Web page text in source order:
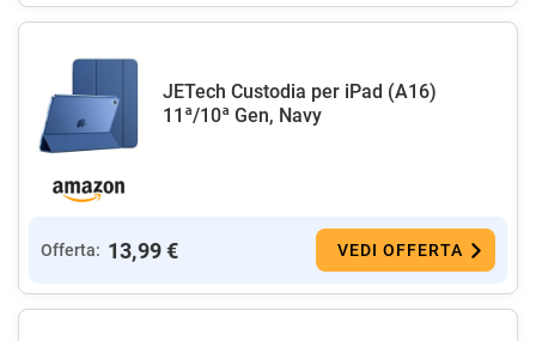
JETech Custodia per iPad (A16)
11ª/10ª Gen, Navy
Offerta: 13,99 € VEDI OFFERTA